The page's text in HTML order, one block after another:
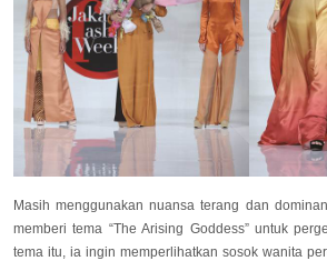
Masih menggunakan nuansa terang dan
memberi tema “The Arising Goddess” untuk
tema itu, ia ingin memperlihatkan sosok wanita